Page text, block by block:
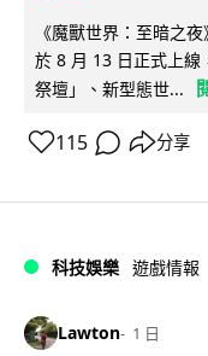
《魔獸世界：至暗之
於 8 月 13 日正式上線
祭壇」、新型態世...
115 分享
科技娛樂 遊戲情報
Lawton 1 日